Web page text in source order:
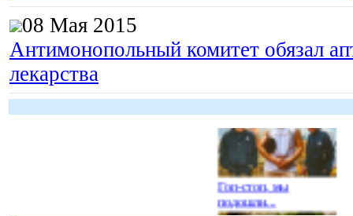
08 Мая 2015
Антимонопольный комитет обязал
лекарства
Гоп-стоп, мы
подошли...